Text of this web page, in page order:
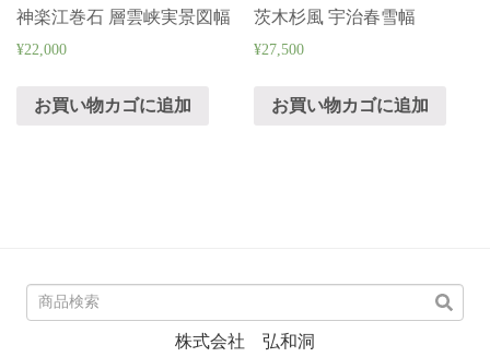
神楽江巻石 層雲峡実景図幅
¥22,000
お買い物カゴに追加
茨木杉風 宇治春雪幅
¥27,500
お買い物カゴに追加
株式会社 弘和洞